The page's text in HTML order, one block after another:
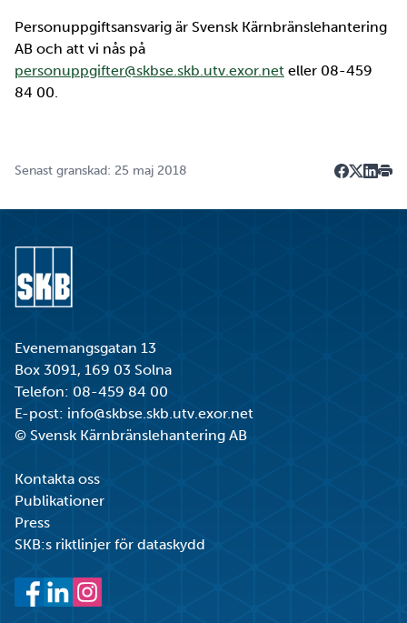
Personuppgiftsansvarig är Svensk Kärnbränslehantering
AB och att vi nås på
personuppgifter@skbse.skb.utv.exor.net eller 08-459
84 00.
Senast granskad: 25 maj 2018
Evenemangsgatan 13
Box 3091, 169 03 Solna
Telefon: 08-459 84 00
E-post: info@skbse.skb.utv.exor.net
© Svensk Kärnbränslehantering AB
Kontakta oss
Publikationer
Press
SKB:s riktlinjer för dataskydd